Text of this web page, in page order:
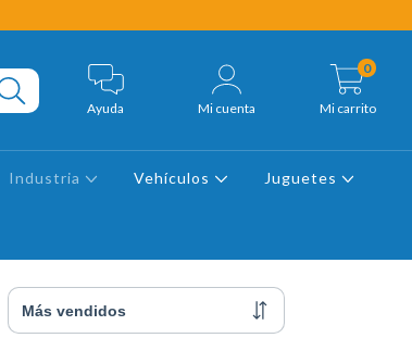
Ayuda Mi cuenta Mi carrito
0
Industria Vehículos Juguetes